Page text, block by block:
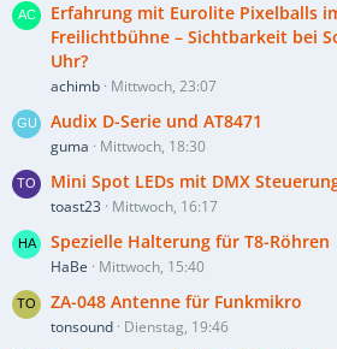
Erfahrung mit Eurolite Pixelballs
Freilichtbühne – Sichtbarkeit bei
Uhr?
achimb Mittwoch, 23:07
Audix D-Serie und AT8471
guma Mittwoch, 18:30
Mini Spot LEDs mit DMX
toast23 Mittwoch, 16:17
Spezielle Halterung für T8-Röhren
HaBe Mittwoch, 15:40
ZA-048 Antenne für Funkmikro
tonsound Dienstag, 19:46